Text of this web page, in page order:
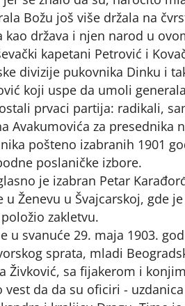
Božu još više držala na
kao država i njen narod u
kapetani Petrović i
divizije pukovnika Dinku i
koji uspe da umoli
prvaci partija: radikali,
Avakumovića za presednika
pošteno izabranih 1901
poslaničke izbore.
je izabran Petar
Ženevu u Švajcarskoj, gde
zakletvu.
u svanuće 29. maja 1903.
sprata, mladi
Živković, sa fijakerom i
vest da da su oficiri -